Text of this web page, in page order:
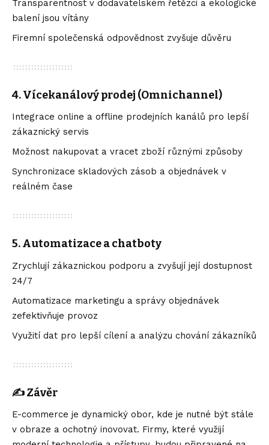
Transparentnost v dodavatelském řetězci a ekologické
balení jsou vítány
Firemní společenská odpovědnost zvyšuje důvěru
4.Vícekanálový prodej (Omnichannel)
Integrace online a offline prodejních kanálů pro lepší
zákaznický servis
Možnost nakupovat a vracet zboží různými způsoby
Synchronizace skladových zásob a objednávek v
reálném čase
5.Automatizace a chatboty
Zrychlují zákaznickou podporu a zvyšují její dostupnost
24/7
Automatizace marketingu a správy objednávek
zefektivňuje provoz
Využití dat pro lepší cílení a analýzu chování zákazníků
✍️Závěr
E-commerce je dynamický obor, kde je nutné být stále
v obraze a ochotný inovovat. Firmy, které využijí